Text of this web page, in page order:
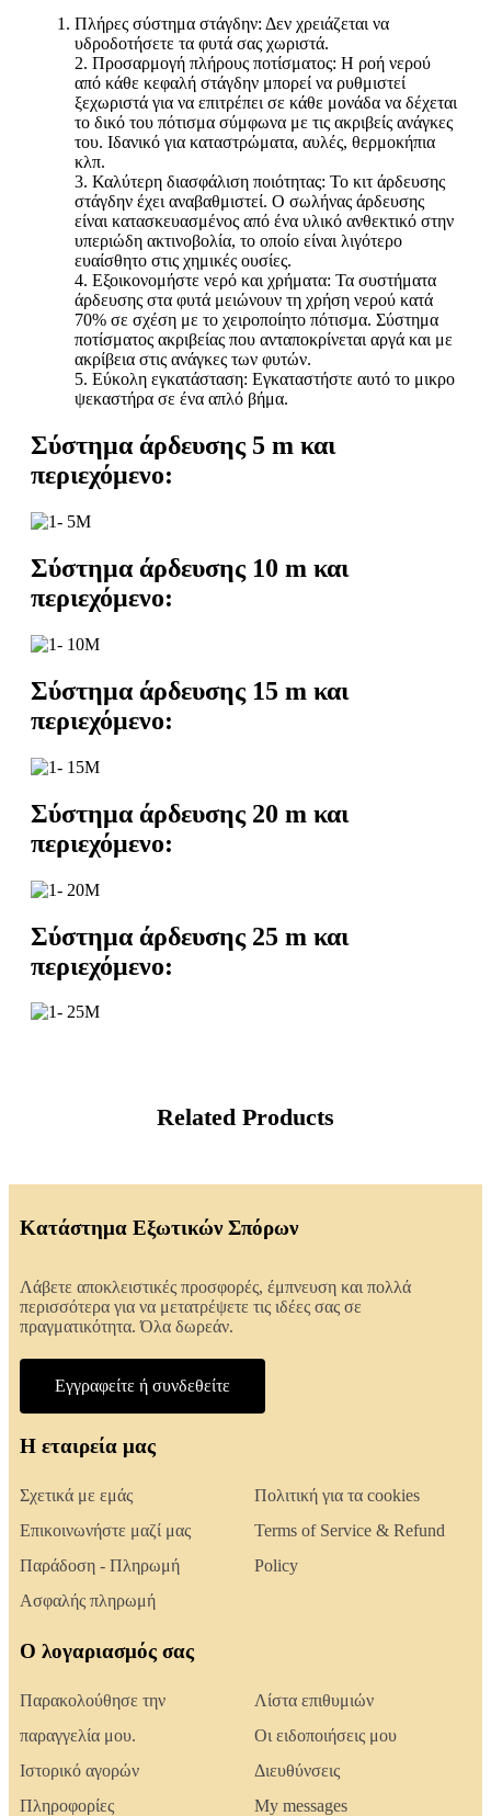
Πλήρες σύστημα στάγδην: Δεν χρειάζεται να
υδροδοτήσετε τα φυτά σας χωριστά.
2. Προσαρμογή πλήρους ποτίσματος: Η ροή νερού
από κάθε κεφαλή στάγδην μπορεί να ρυθμιστεί
ξεχωριστά για να επιτρέπει σε κάθε μονάδα να δέχεται
το δικό του πότισμα σύμφωνα με τις ακριβείς ανάγκες
του. Ιδανικό για καταστρώματα, αυλές, θερμοκήπια
κλπ.
3. Καλύτερη διασφάλιση ποιότητας: Το κιτ άρδευσης
στάγδην έχει αναβαθμιστεί. Ο σωλήνας άρδευσης
είναι κατασκευασμένος από ένα υλικό ανθεκτικό στην
υπεριώδη ακτινοβολία, το οποίο είναι λιγότερο
ευαίσθητο στις χημικές ουσίες.
4. Εξοικονομήστε νερό και χρήματα: Τα συστήματα
άρδευσης στα φυτά μειώνουν τη χρήση νερού κατά
70% σε σχέση με το χειροποίητο πότισμα. Σύστημα
ποτίσματος ακριβείας που ανταποκρίνεται αργά και με
ακρίβεια στις ανάγκες των φυτών.
5. Εύκολη εγκατάσταση: Εγκαταστήστε αυτό το μικρο
ψεκαστήρα σε ένα απλό βήμα.
Σύστημα άρδευσης 5 m και
περιεχόμενο:
Σύστημα άρδευσης 10 m και
περιεχόμενο:
Σύστημα άρδευσης 15 m και
περιεχόμενο:
Σύστημα άρδευσης 20 m και
περιεχόμενο:
Σύστημα άρδευσης 25 m και
περιεχόμενο:
Related Products
Κατάστημα Εξωτικών Σπόρων
Λάβετε αποκλειστικές προσφορές, έμπνευση και πολλά
περισσότερα για να μετατρέψετε τις ιδέες σας σε
πραγματικότητα. Όλα δωρεάν.
Εγγραφείτε ή συνδεθείτε
Η εταιρεία μας
Σχετικά με εμάς
Επικοινωνήστε μαζί μας
Παράδοση - Πληρωμή
Ασφαλής πληρωμή
Πολιτική για τα cookies
Terms of Service & Refund
Policy
Ο λογαριασμός σας
Παρακολούθησε την
παραγγελία μου.
Ιστορικό αγορών
Πληροφορίες
Λίστα επιθυμιών
Οι ειδοποιήσεις μου
Διευθύνσεις
My messages